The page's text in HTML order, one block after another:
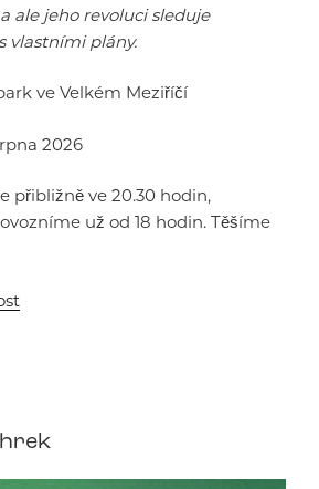
ale jeho revoluci sleduje
vlastními plány.
ve Velkém Meziříčí
2026
přibližně ve 20.30 hodin,
už od 18 hodin. Těšíme